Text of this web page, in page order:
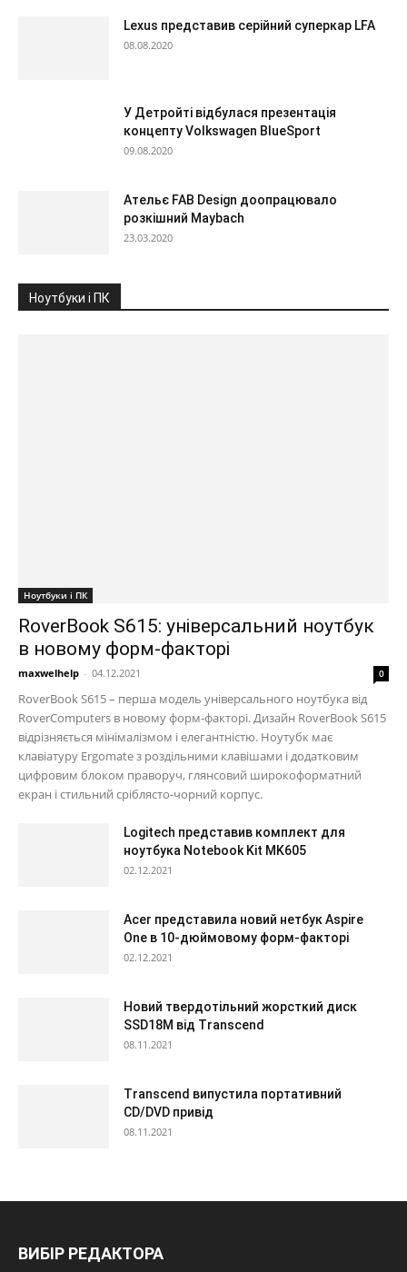
Lexus представив серійний суперкар LFA
08.08.2020
У Детройті відбулася презентація
концепту Volkswagen BlueSport
09.08.2020
Ательє FAB Design доопрацювало
розкішний Maybach
23.03.2020
Ноутбуки і ПК
Ноутбуки і ПК
RoverBook S615: універсальний ноутбук
в новому форм-факторі
maxwelhelp - 04.12.2021 0
RoverBook S615 – перша модель універсального ноутбука від
RoverComputers в новому форм-факторі. Дизайн RoverBook S615
відрізняється мінімалізмом і елегантністю. Ноутубк має
клавіатуру Ergomate з роздільними клавішами і додатковим
цифровим блоком праворуч, глянсовий широкоформатний
екран і стильний сріблясто-чорний корпус.
Logitech представив комплект для
ноутбука Notebook Kit MK605
02.12.2021
Acer представила новий нетбук Aspire
One в 10-дюймовому форм-факторі
02.12.2021
Новий твердотільний жорсткий диск
SSD18M від Transcend
08.11.2021
Transcend випустила портативний
CD/DVD привід
08.11.2021
ВИБІР РЕДАКТОРА